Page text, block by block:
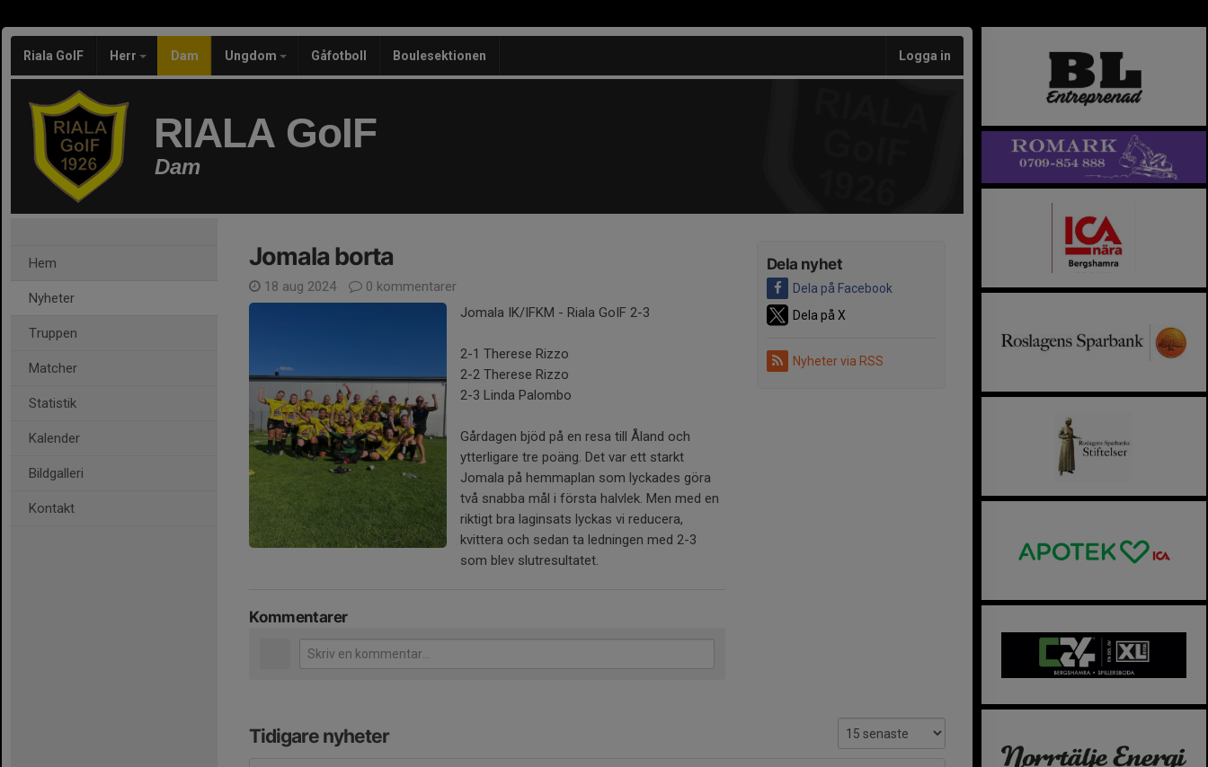
Riala GoIF Herr Dam Ungdom Gåfotboll Boulesektionen Logga in
RIALA GoIF
Dam
Hem
Nyheter
Truppen
Matcher
Statistik
Kalender
Bildgalleri
Kontakt
Dela nyhet
Dela på Facebook
Dela på X
Nyheter via RSS
Jomala borta
18 aug 2024
0 kommentarer
Jomala IK/IFKM - Riala GoIF 2-3
2-1 Therese Rizzo
2-2 Therese Rizzo
2-3 Linda Palombo
Gårdagen bjöd på en resa till Åland och
ytterligare tre poäng. Det var ett starkt
Jomala på hemmaplan som lyckades göra
två snabba mål i första halvlek. Men med en
riktigt bra laginsats lyckas vi reducera,
kvittera och sedan ta ledningen med 2-3
som blev slutresultatet.
Kommentarer
Tidigare nyheter